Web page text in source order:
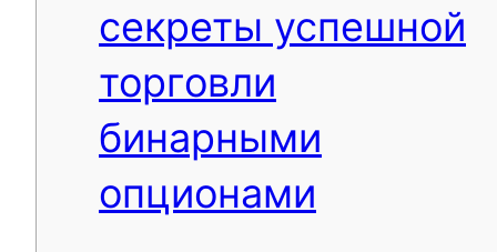
секреты успешной
торговли
бинарными
опционами